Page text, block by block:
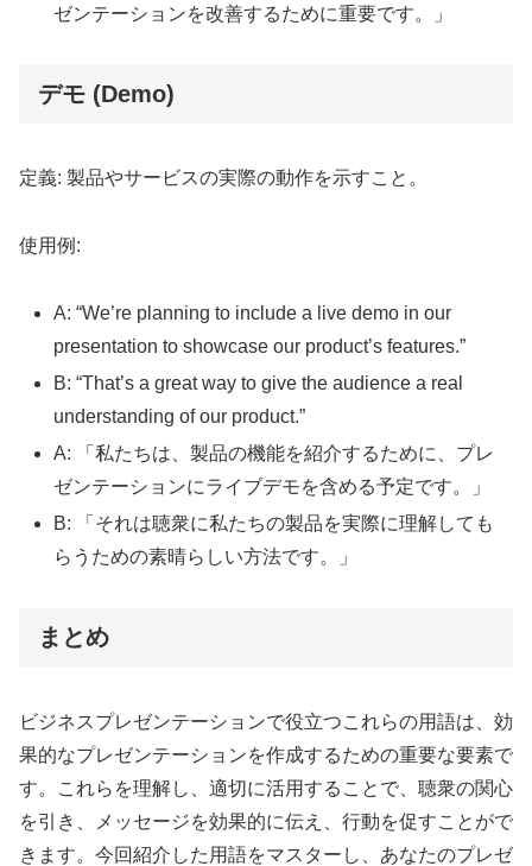
ゼンテーションを改善するために重要です。」
デモ (Demo)
定義: 製品やサービスの実際の動作を示すこと。
使用例:
A: “We’re planning to include a live demo in our
presentation to showcase our product’s features.”
B: “That’s a great way to give the audience a real
understanding of our product.”
A: 「私たちは、製品の機能を紹介するために、プレ
ゼンテーションにライブデモを含める予定です。」
B: 「それは聴衆に私たちの製品を実際に理解しても
らうための素晴らしい方法です。」
まとめ
ビジネスプレゼンテーションで役立つこれらの用語は、効
果的なプレゼンテーションを作成するための重要な要素で
す。これらを理解し、適切に活用することで、聴衆の関心
を引き、メッセージを効果的に伝え、行動を促すことがで
きます。今回紹介した用語をマスターし、あなたのプレゼ